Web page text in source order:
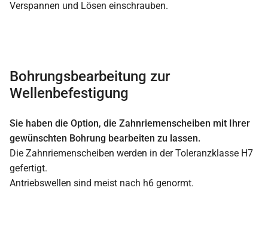
Verspannen und Lösen einschrauben.
Bohrungsbearbeitung zur
Wellenbefestigung
Sie haben die Option, die Zahnriemenscheiben mit Ihrer
gewünschten Bohrung bearbeiten zu lassen.
Die Zahnriemenscheiben werden in der Toleranzklasse H7
gefertigt.
Antriebswellen sind meist nach h6 genormt.